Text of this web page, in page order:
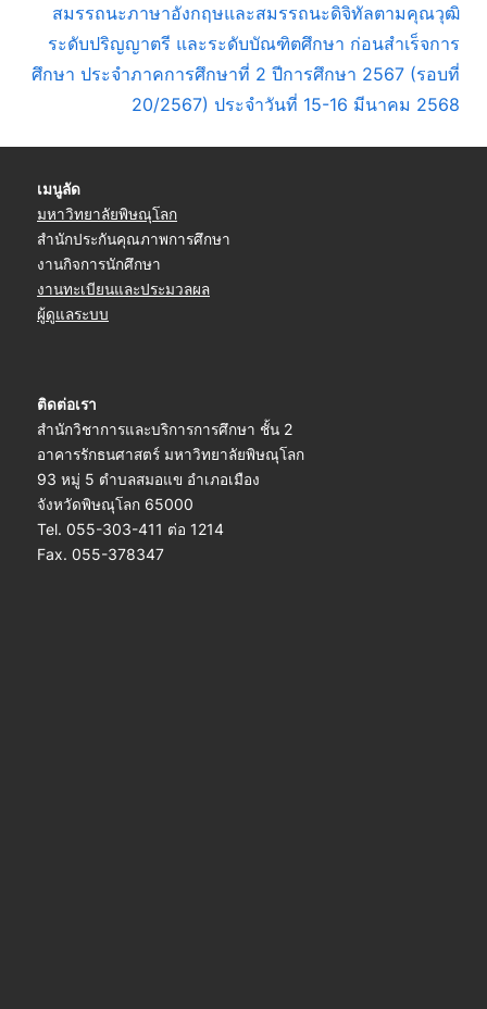
P
e
x
t
t
:
สมรรถนะภาษาอังกฤษและสมรรถนะดิจิทัลตามคุณวุฒิ
ระดับปริญญาตรี และระดับบัณฑิตศึกษา ก่อนสำเร็จการ
ศึกษา ประจำภาคการศึกษาที่ 2 ปีการศึกษา 2567 (รอบที่
20/2567) ประจำวันที่ 15-16 มีนาคม 2568
เมนูลัด
มหาวิทยาลัยพิษณุโลก
สำนักประกันคุณภาพการศึกษา
งานกิจการนักศึกษา
งานทะเบียนและประมวลผล
ผู้ดูแลระบบ
ติดต่อเรา
สำนักวิชาการและบริการการศึกษา ชั้น 2
อาคารรักธนศาสตร์ มหาวิทยาลัยพิษณุโลก
93 หมู่ 5 ตำบลสมอแข อำเภอเมือง
จังหวัดพิษณุโลก 65000
Tel. 055-303-411 ต่อ 1214
Fax. 055-378347